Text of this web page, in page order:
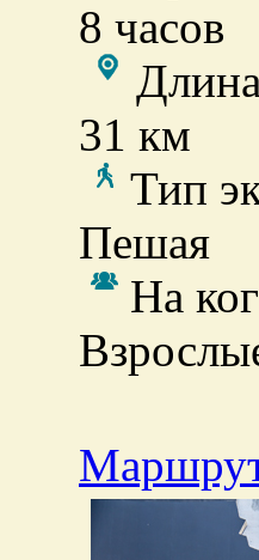
8 часов
31 км
Тип
Пешая
На